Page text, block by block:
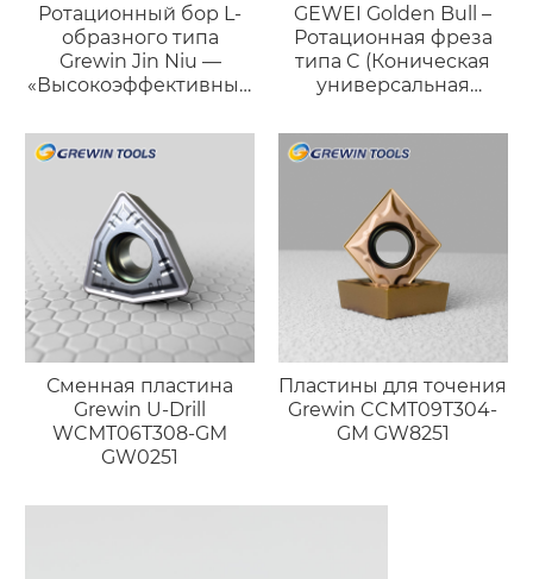
Ротационный бор L-
образного типа
Grewin Jin Niu —
«Высокоэффективный
GEWEI Golden Bull –
Ротационная фреза
типа C (Коническая
универсальная
Сменная пластина
Grewin U-Drill
WCMT06T308-GM
GW0251
Пластины для точения
Grewin CCMT09T304-
GM GW8251